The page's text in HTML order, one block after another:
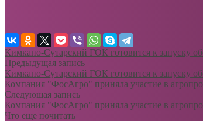
Кимкано-Сутарский ГОК готовится к запуску
Предыдущая запись
Кимкано-Сутарский ГОК готовится к запуску
Компания "ФосАгро" приняла участие в
Следующая запись
Компания "ФосАгро" приняла участие в
Что еще почитать